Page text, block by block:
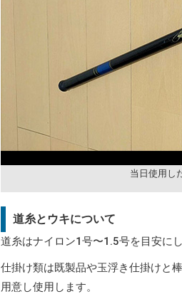
当日使用し
道糸とウキについて
道糸はナイロン1号〜1.5号を目安に
仕掛け類は既製品や玉浮き仕掛けと
用意し使用します。